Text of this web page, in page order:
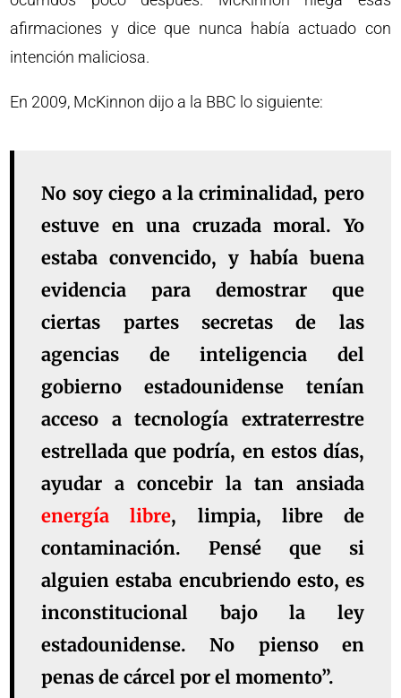
afirmaciones y dice que nunca había actuado con
intención maliciosa.
En 2009, McKinnon dijo a la BBC lo siguiente:
No soy ciego a la criminalidad, pero
estuve en una cruzada moral. Yo
estaba convencido, y había buena
evidencia para demostrar que
ciertas partes secretas de las
agencias de inteligencia del
gobierno estadounidense tenían
acceso a tecnología extraterrestre
estrellada que podría, en estos días,
ayudar a concebir la tan ansiada
energía libre, limpia, libre de
contaminación. Pensé que si
alguien estaba encubriendo esto, es
inconstitucional bajo la ley
estadounidense. No pienso en
penas de cárcel por el momento”.